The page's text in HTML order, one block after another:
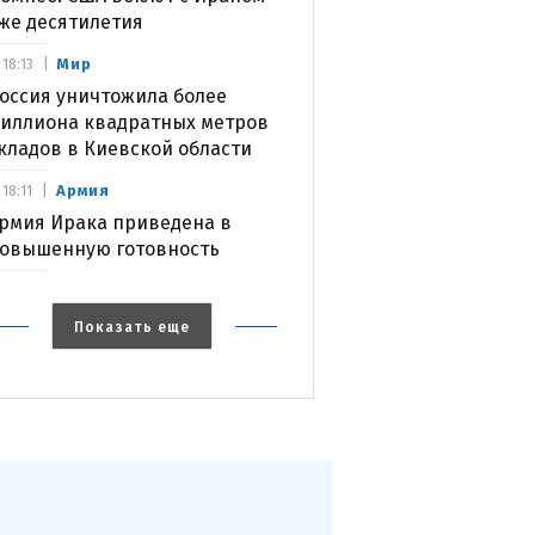
десятилетия
Мир
уничтожила более
квадратных метров
в Киевской области
18:13
Армия
Ирака приведена в
готовность
18:11
Показать еще